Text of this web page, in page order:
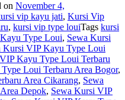
on November 4,
vip kayu jati, Kursi Vip
, kursi vip type louiTags kursi
Type Loui, Sewa Kursi
Kursi VIP Kayu Type Loui
Kayu Type Loui Terbaru
Loui Terbaru Area Bogor,
Area Cikarang, Sewa
Depok, Sewa Kursi VIP